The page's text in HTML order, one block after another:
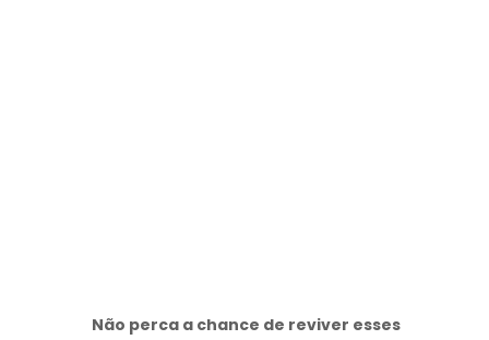
Não perca a chance de reviver esses